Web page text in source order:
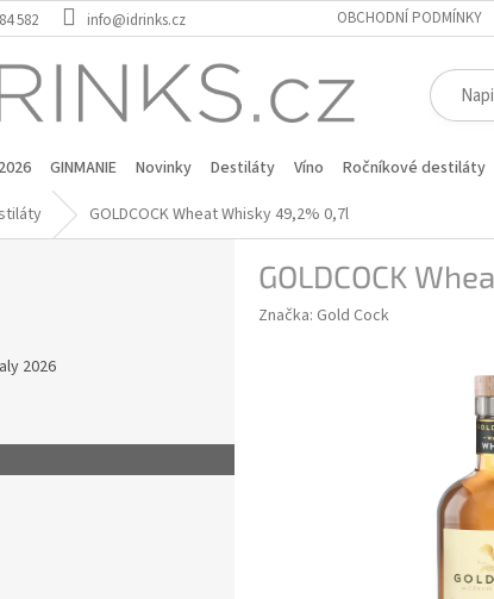
582 info@idrinks.cz OBCHODNÍ PODMÍNKY
GINMANIE Novinky Destiláty Víno Ročníkové destiláty
GOLDCOCK Wheat Whisky 49,2% 0,7l
2026
GOLDCOCK
Značka: Gold Cock